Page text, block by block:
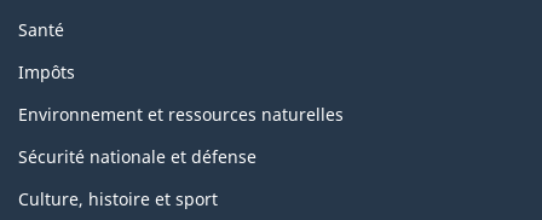
Santé
Impôts
Environnement et ressources naturelles
Sécurité nationale et défense
Culture, histoire et sport